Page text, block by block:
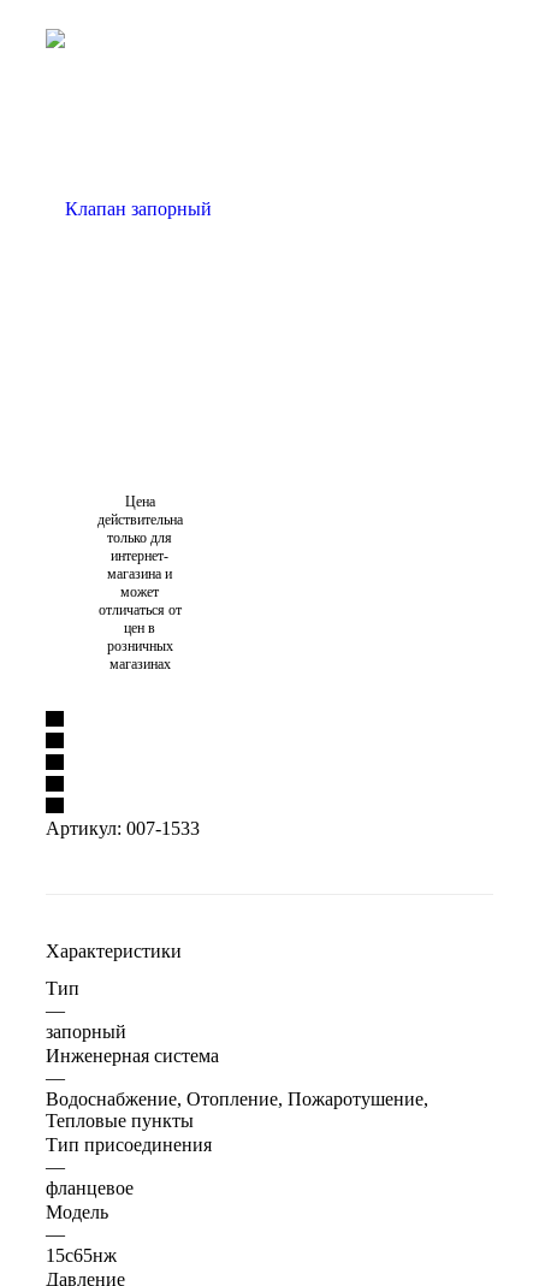
Цена
действительна
только для
интернет-
магазина и
может
отличаться от
цен в
розничных
магазинах
Артикул: 007-1533
Характеристики
Тип
—
запорный
Инженерная система
—
Водоснабжение, Отопление, Пожаротушение,
Тепловые пункты
Тип присоединения
—
фланцевое
Модель
—
15с65нж
Давление